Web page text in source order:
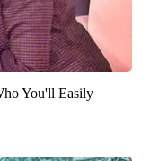
You'll Easily